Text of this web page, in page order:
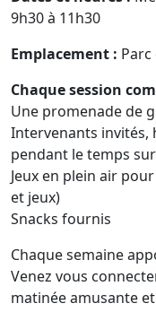
9h30 à 11h30
Emplacement :
Chaque session
Une promenade de
Intervenants invités,
pendant le temps
Jeux en plein air
et jeux)
Snacks fournis
Chaque semaine
Venez vous
matinée amusante